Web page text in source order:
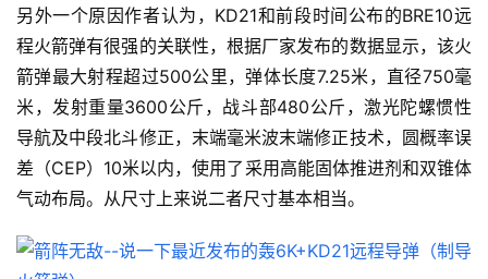
另外一个原因作者认为，KD21和前段时间公布的BRE10远
程火箭弹有很强的关联性，根据厂家发布的数据显示，该火
箭弹最大射程超过500公里，弹体长度7.25米，直径750毫
米，发射重量3600公斤，战斗部480公斤，激光陀螺惯性
导航及中段北斗修正，末端毫米波末端修正技术，圆概率误
差（CEP）10米以内，使用了采用高能固体推进剂和双锥体
气动布局。从尺寸上来说二者尺寸基本相当。